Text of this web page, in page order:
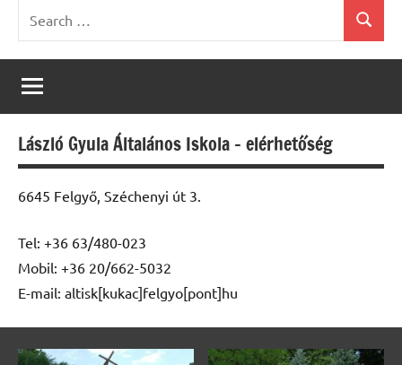
for:
Search
László Gyula Általános Iskola – elérhetőség
6645 Felgyő, Széchenyi út 3.
Tel: +36 63/480-023
Mobil: +36 20/662-5032
E-mail: altisk[kukac]felgyo[pont]hu